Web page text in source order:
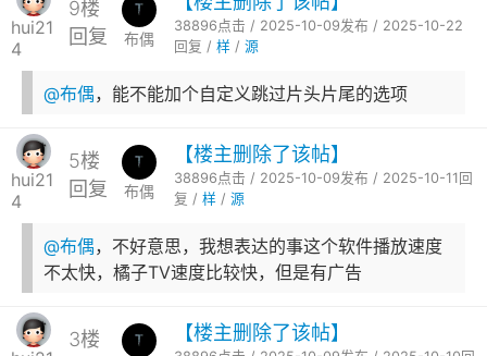
hui21
4
9楼
回复
布偶
38896点击 / 2025-10-09发布 / 2025-10-22
回复 / 样/ 源
@布偶，能不能加个自定义跳过片头片尾的选项
hui21
4
5楼
回复
布偶
【楼主删除了该帖】
38896点击 / 2025-10-09发布 / 2025-10-11回
复 / 样/ 源
@布偶，不好意思，我想表达的事这个软件播放速度
不太快，橘子TV速度比较快，但是有广告
3楼
【楼主删除了该帖】